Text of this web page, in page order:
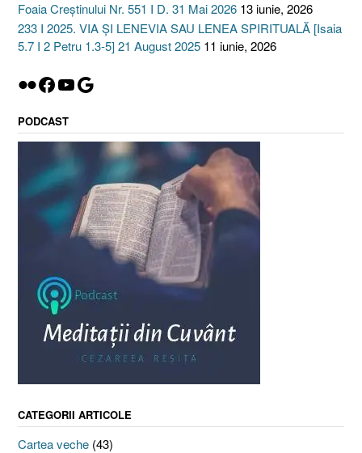
Foaia Creștinului Nr. 551 I D. 31 Mai 2026 13 iunie, 2026
233 I 2025. VIA ȘI LENEVIA SAU LENEA SPIRITUALĂ [Isaia
5.7 I 2 Petru 1.3-5] 21 August 2025 11 iunie, 2026
Flickr
Facebook
YouTube
Google
PODCAST
CATEGORII ARTICOLE
Cartea veche (43)